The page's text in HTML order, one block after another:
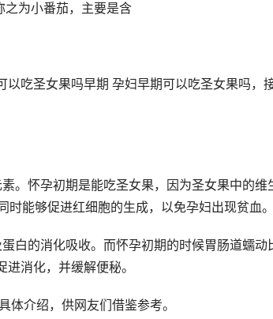
为小番茄，主要是含
吃圣女果吗早期 孕妇早期可以吃圣女果吗，
。怀孕初期是能吃圣女果，因为圣女果中的维
能够促进红细胞的生成，以免孕妇出现贫血
白的消化吸收。而怀孕初期的时候胃肠道蠕动
消化，并缓解便秘。
介绍，供网友们借鉴参考。